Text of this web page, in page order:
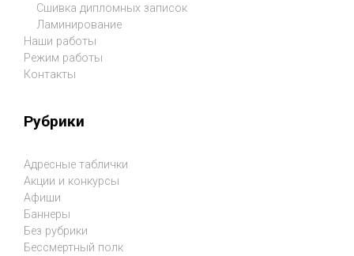
Сшивка дипломных записок
Ламинирование
Наши работы
Режим работы
Контакты
Рубрики
Адресные таблички
Акции и конкурсы
Афиши
Баннеры
Без рубрики
Бессмертный полк